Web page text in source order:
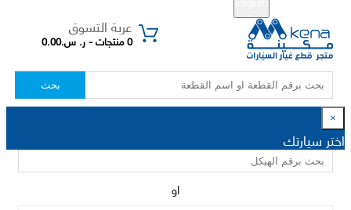
عربة التسوق
0 منتجات - ر. س.0.00
بحث
×
اختر سيارتك
او